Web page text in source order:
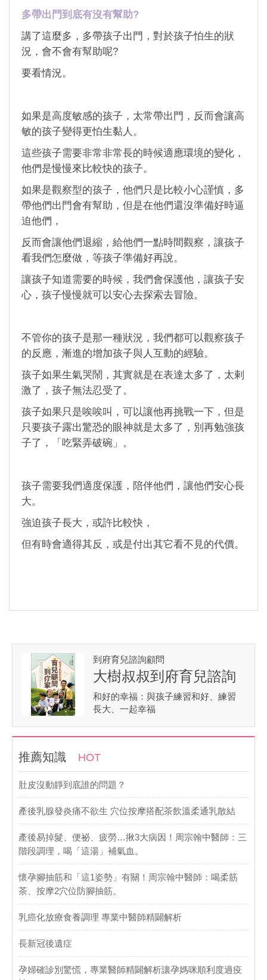
多帶出門到底有沒有幫助?
講了這麼多，多帶孩子出門，對於孩子怕生的狀
況，會不會有幫助呢?
要看情況。
如果是高度敏感的孩子，太常帶出門，反而會讓高
敏的孩子變得更怕生黏人。
這些孩子需要非常非常長的時候適應環境的變化，
他們是慢慢來比較快的孩子。
如果是觀察型的孩子，他們只是比較小心謹慎，多
帶他們出門會有幫助，但是在他們還沒準備好時逼
迫他們，
反而會讓他們退縮，給他們一點時間觀察，讓孩子
看我們怎麼做，等孩子準備好再說。
讓孩子知道需要的時候，我們會保護他，讓孩子安
心，孩子慢慢就可以安心去探索去冒險。
不管你的孩子是那一種狀況，我們都可以觀察孩子
的反應，漸進的增加孩子與人互動的經驗。
孩子如果生氣哭鬧，其實就是在表達太多了，太剌
激了，孩子無法忍受了。
孩子如果只是唉唉叫，可以讓他再挑戰一下，但是
只要孩子露出驚恐的眼神就是太多了，別再勉強孩
子了，「吃緊弄破碗」。
孩子需要我們適度保護，陪伴他們，讓他們安心長
大。
強迫孩子長大，或許比較快，
但有時會適得其反，或是付出其它看不見的代價。
到府育兒諮詢顧問
大樹叔叔到府育兒諮詢
和好的幸福：與孩子練習和好、練習
長大、一起幸福
推薦知識 HOT
肚皮沒動靜到底誰的問題？
產後乳腺發炎痛不欲生 穴位按摩搭配茶飲溫柔通乳散結
產後易掉髮、便祕、疲勞…揪3大病因！周宗翰中醫師：三
階段調理，喝「這湯」補氣血。
懷孕腳抽筋和「這1姿勢」有關！周宗翰中醫師：喝柔筋
茶、按摩2穴位防腳抽筋。
乳癌化放療食養調理 專業中醫師精闢解析
長新冠後遺症
孕婦確診別驚慌，專業醫師精闢解析讓孕媽咪順利度過疫